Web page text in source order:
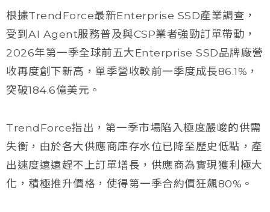
根據TrendForce最新Enterprise SSD產業調查，
受到AI Agent服務普及與CSP業者強勁訂單帶動，
2026年第一季全球前五大Enterprise SSD品牌廠營
收再度創下新高，單季營收較前一季度成長86.1%，
突破184.6億美元。
TrendForce指出，第一季市場陷入極度嚴峻的供需
失衡，由於各大供應商庫存水位已降至歷史低點，產
出速度遠遠趕不上訂單增長，供應商為實現獲利極大
化，積極推升價格，使得第一季合約價狂飆80%。